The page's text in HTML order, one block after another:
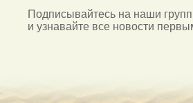
Подписывайтесь на наши
и узнавайте все новости